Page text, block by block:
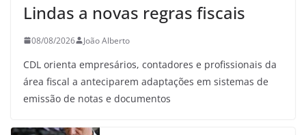
Lindas a novas regras fiscais
08/08/2026 João Alberto
CDL orienta empresários, contadores e profissionais da
área fiscal a anteciparem adaptações em sistemas de
emissão de notas e documentos